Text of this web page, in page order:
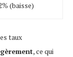
(baisse)
taux
, ce qui